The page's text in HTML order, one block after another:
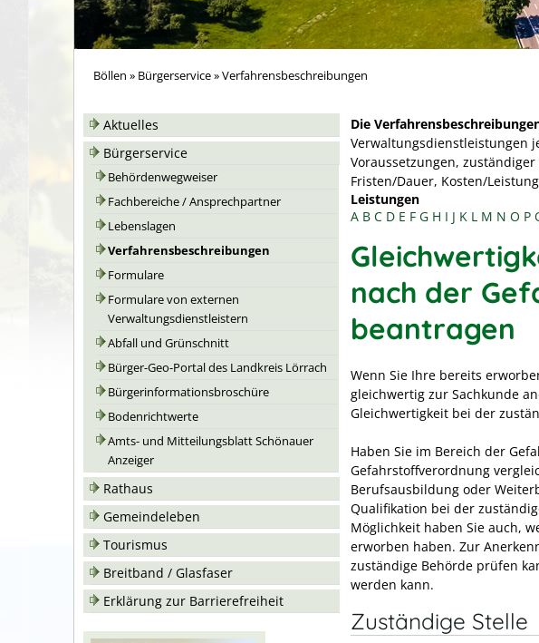
Böllen » Bürgerservice»Verfahrensbeschreibungen
Aktuelles
Bürgerservice
Behördenwegweiser
Fachbereiche / Ansprechpartner
Lebenslagen
Verfahrensbeschreibungen
Formulare
Formulare von externen
Verwaltungsdienstleistern
Abfall und Grünschnitt
Bürger-Geo-Portal des Landkreis Lörrach
Bürgerinformationsbroschüre
Bodenrichtwerte
Amts- und Mitteilungsblatt Schönauer
Anzeiger
Rathaus
Gemeindeleben
Tourismus
Breitband / Glasfaser
Erklärung zur Barrierefreiheit
Die
Verwaltungsdienstleistungen
Voraussetzungen,
Fristen/Dauer, Kosten/
Leistungen
A B C D E F G H I J K L M N O P
nach der
beantragen
Wenn Sie Ihre bereits
gleichwertig zur Sachkunde
Gleichwertigkeit bei der
Haben Sie im Bereich der
Gefahrstoffverordnung
Berufsausbildung oder
Qualifikation bei der
Möglichkeit haben Sie auch,
erworben haben. Zur
zuständige Behörde prüfen
werden kann.
Zuständige Stelle